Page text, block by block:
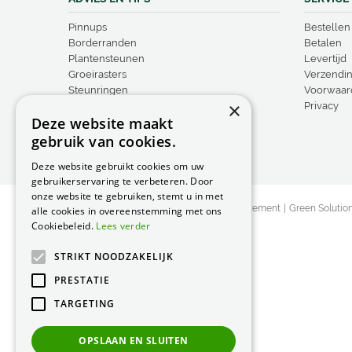
Pinnups
Borderranden
Plantensteunen
Groeirasters
Steunringen
Bestellen
Betalen
Levertijd
Privacy
© Peacock Garden Supports Privacy Statement Green
×
Deze website maakt
gebruik van cookies.
Deze website gebruikt cookies om uw
gebruikerservaring te verbeteren. Door
onze website te gebruiken, stemt u in met
alle cookies in overeenstemming met ons
Cookiebeleid. Lees verder
STRIKT NOODZAKELIJK
PRESTATIE
TARGETING
OPSLAAN EN SLUITEN